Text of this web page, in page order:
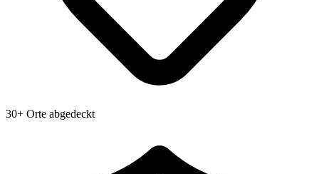
30+ Orte abgedeckt